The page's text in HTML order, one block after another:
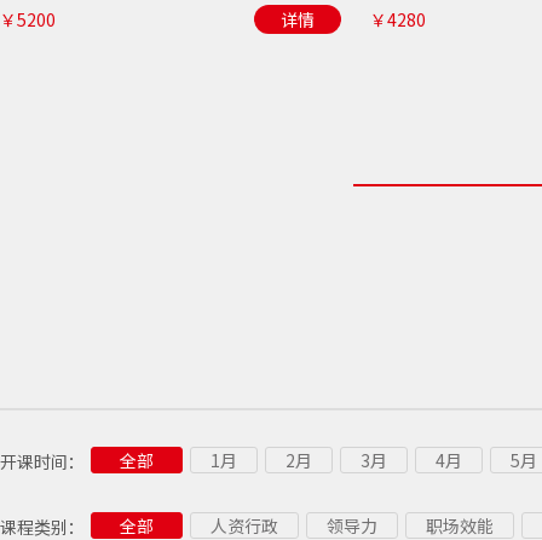
￥5200 详情 ￥4280
开课时间： 全部 1月 2月 3月 4月 5月
课程类别： 全部 人资行政 领导力
职场效能